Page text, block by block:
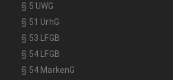
§ 5 UWG
§ 51 UrhG
§ 53 LFGB
§ 54 LFGB
§ 54 MarkenG